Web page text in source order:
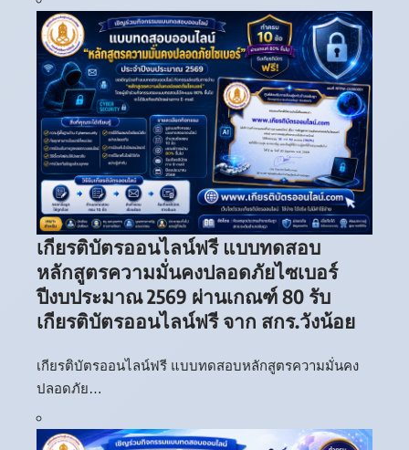
เกียรติบัตรออนไลน์ฟรี แบบทดสอบ
หลักสูตรความมั่นคงปลอดภัยไซเบอร์
ปีงบประมาณ 2569 ผ่านเกณฑ์ 80 รับ
เกียรติบัตรออนไลน์ฟรี จาก สกร.วังน้อย
เกียรติบัตรออนไลน์ฟรี แบบทดสอบหลักสูตรความมั่นคง
ปลอดภัย…